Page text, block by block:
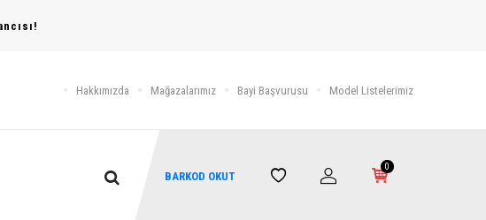
Hakkımızda Mağazalarımız Bayi Başvurusu Model Listelerimiz
BARKOD OKUT
0